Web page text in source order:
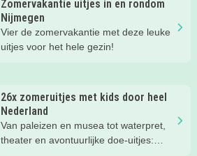
recreatiegebied van Leisurelands? Wij
delen onze favoriete tips met je!
Zomervakantie uitjes in en rondom
Nijmegen
Vier de zomervakantie met deze leuke
uitjes voor het hele gezin!
26x zomeruitjes met kids door heel
Nederland
Van paleizen en musea tot waterpret,
theater en avontuurlijke doe-uitjes: